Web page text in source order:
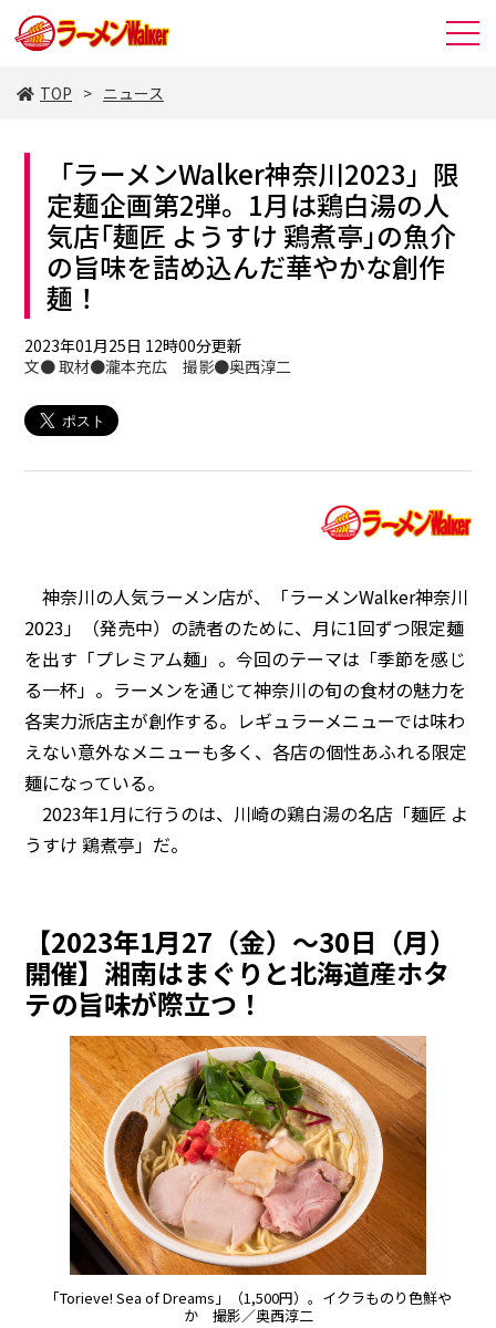
TOP ニュース
「ラーメンWalker神奈川2023」限
定麺企画第2弾。1月は鶏白湯の人
気店｢麺匠 ようすけ 鶏煮亭｣の魚介
の旨味を詰め込んだ華やかな創作
麺！
2023年01月25日 12時00分更新
文● 取材●瀧本充広 撮影●奥西淳二
神奈川の人気ラーメン店が、「ラーメンWalker神奈川
2023」（発売中）の読者のために、月に1回ずつ限定麺
を出す「プレミアム麺」。今回のテーマは「季節を感じ
る一杯」。ラーメンを通じて神奈川の旬の食材の魅力を
各実力派店主が創作する。レギュラーメニューでは味わ
えない意外なメニューも多く、各店の個性あふれる限定
麺になっている。
2023年1月に行うのは、川崎の鶏白湯の名店「麺匠 よ
うすけ 鶏煮亭」だ。
【2023年1月27（金）～30日（月）
開催】湘南はまぐりと北海道産ホタ
テの旨味が際立つ！
「Torieve! Sea of Dreams」（1,500円）。イクラものり色鮮や
か 撮影／奥西淳二